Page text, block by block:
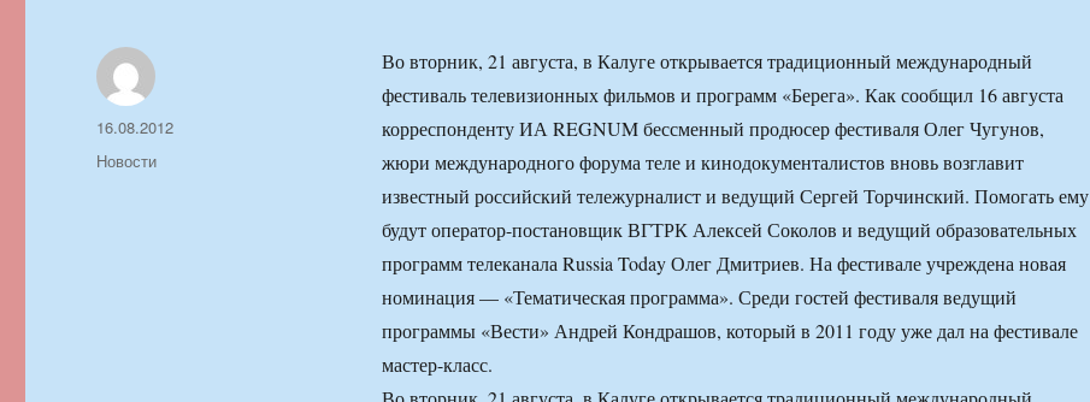
Во вторник, 21 августа, в Калуге открывается традиционный международный
фестиваль телевизионных фильмов и программ «Берега». Как сообщил 16 августа
корреспонденту ИА REGNUM бессменный продюсер фестиваля Олег Чугунов,
жюри международного форума теле и кинодокументалистов вновь возглавит
известный российский тележурналист и ведущий Сергей Торчинский. Помогать ему
будут оператор-постановщик ВГТРК Алексей Соколов и ведущий образовательных
программ телеканала Russia Today Олег Дмитриев. На фестивале учреждена новая
номинация — «Тематическая программа». Среди гостей фестиваля ведущий
программы «Вести» Андрей Кондрашов, который в 2011 году уже дал на фестивале
мастер-класс.
Автор
Опубликовано
16.08.2012
Рубрики
Новости